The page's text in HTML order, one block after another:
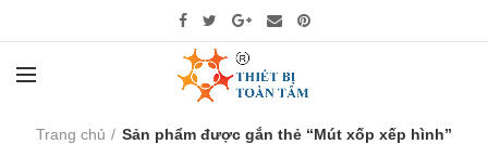
Trang chủ Sản phẩm được gắn thẻ “Mút xốp xếp hình”